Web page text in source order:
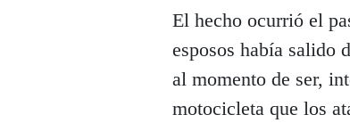
El hecho ocurrió el
esposos había salido
al momento de ser,
motocicleta que los